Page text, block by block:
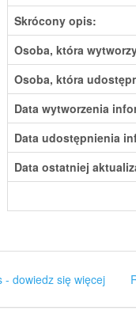
Skrócony opis:
Osoba, która
Osoba, która
Data wytworzenia
Data udostępnienia
Data ostatniej
- dowiedz się więcej